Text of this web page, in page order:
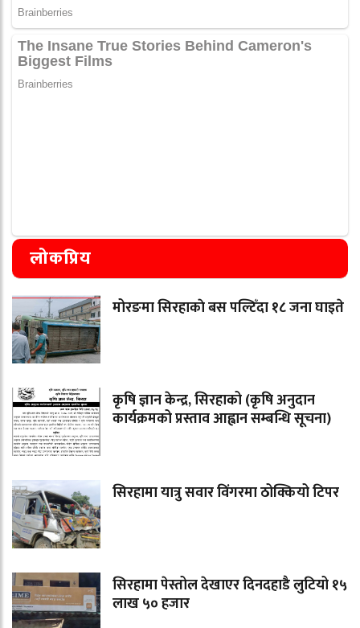
लोकप्रिय
मोरङमा सिरहाकाे बस पल्टिँदा १८ जना घाइते
कृषि ज्ञान केन्द्र, सिरहाको (कृषि अनुदान
कार्यक्रमको प्रस्ताव आह्वान सम्बन्धि सूचना)
सिरहामा यात्रु सवार विंगरमा ठोक्कियो टिपर
सिरहामा पेस्तोल देखाएर दिनदहाडै लुटियो १५
लाख ५० हजार